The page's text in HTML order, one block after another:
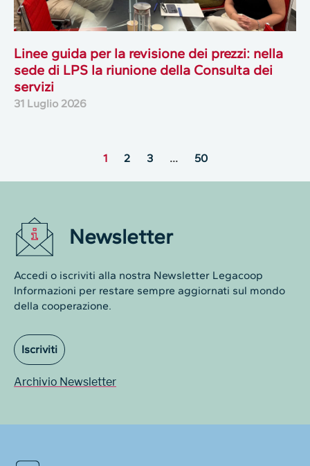
Linee guida per la revisione dei prezzi: nella
sede di LPS la riunione della Consulta dei
servizi
31 Luglio 2026
1 2 3 … 50
Newsletter
Accedi o iscriviti alla nostra Newsletter Legacoop
Informazioni per restare sempre aggiornati sul mondo
della cooperazione.
Iscriviti
Archivio Newsletter